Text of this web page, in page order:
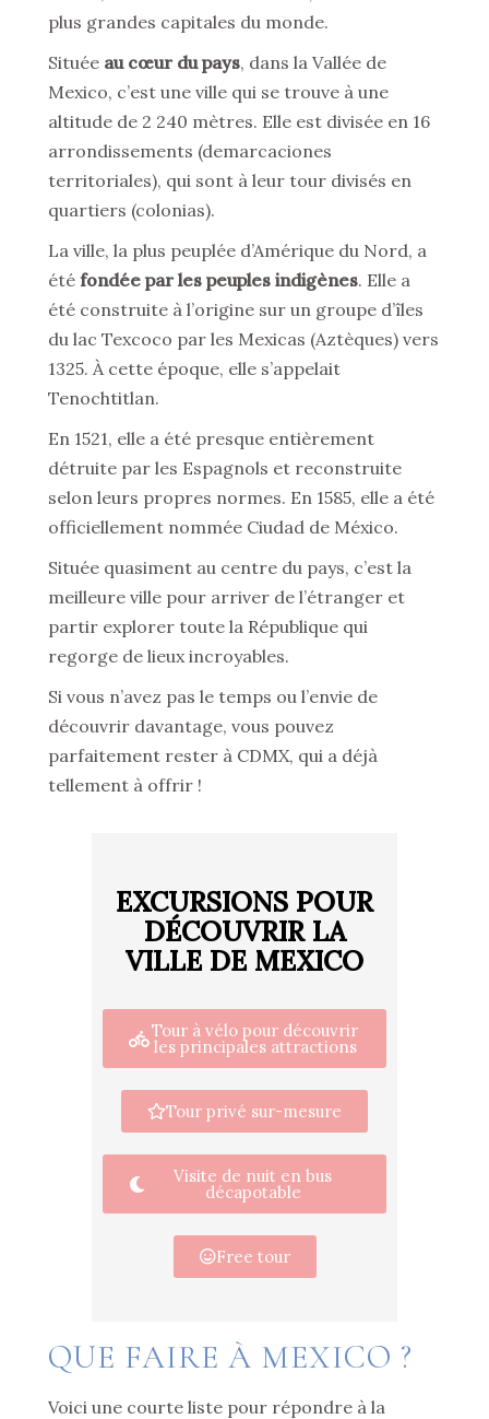
plus grandes capitales du monde.
Située au cœur du pays, dans la Vallée de
Mexico, c’est une ville qui se trouve à une
altitude de 2 240 mètres. Elle est divisée en 16
arrondissements (demarcaciones
territoriales), qui sont à leur tour divisés en
quartiers (colonias).
La ville, la plus peuplée d’Amérique du Nord, a
été fondée par les peuples indigènes. Elle a
été construite à l’origine sur un groupe d’îles
du lac Texcoco par les Mexicas (Aztèques) vers
1325. À cette époque, elle s’appelait
Tenochtitlan.
En 1521, elle a été presque entièrement
détruite par les Espagnols et reconstruite
selon leurs propres normes. En 1585, elle a été
officiellement nommée Ciudad de México.
Située quasiment au centre du pays, c’est la
meilleure ville pour arriver de l’étranger et
partir explorer toute la République qui
regorge de lieux incroyables.
Si vous n’avez pas le temps ou l’envie de
découvrir davantage, vous pouvez
parfaitement rester à CDMX, qui a déjà
tellement à offrir !
EXCURSIONS POUR
DÉCOUVRIR LA
VILLE DE MEXICO
Tour à vélo pour découvrir
les principales attractions
Tour privé sur-mesure
Visite de nuit en bus
décapotable
Free tour
QUE FAIRE À MEXICO ?
Voici une courte liste pour répondre à la